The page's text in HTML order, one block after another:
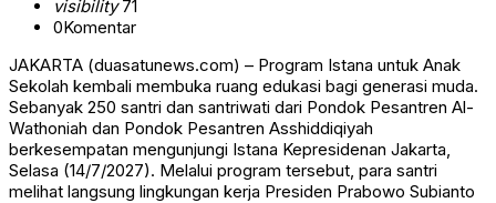
visibility71
0Komentar
JAKARTA (duasatunews.com) – Program Istana untuk Anak
Sekolah kembali membuka ruang edukasi bagi generasi muda.
Sebanyak 250 santri dan santriwati dari Pondok Pesantren Al-
Wathoniah dan Pondok Pesantren Asshiddiqiyah
berkesempatan mengunjungi Istana Kepresidenan Jakarta,
Selasa (14/7/2027). Melalui program tersebut, para santri
melihat langsung lingkungan kerja Presiden Prabowo Subianto